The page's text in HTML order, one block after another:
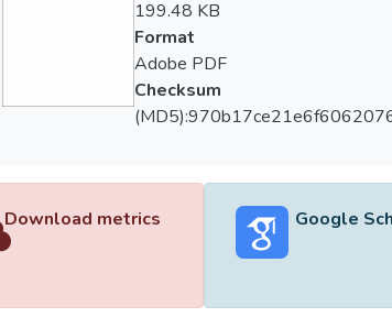
199.48 KB
Format
Adobe PDF
Checksum
Download metrics Google